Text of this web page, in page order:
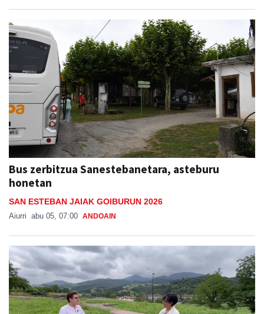
Bus zerbitzua Sanestebanetara, asteburu
honetan
SAN ESTEBAN JAIAK GOIBURUN 2026
Aiurri abu 05, 07:00 ANDOAIN